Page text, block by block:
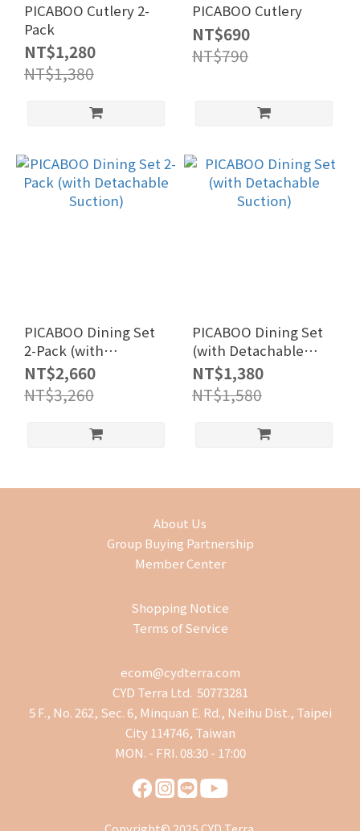
PICABOO Cutlery 2-
Pack
NT$1,280
NT$1,380
PICABOO Cutlery
NT$690
NT$790
PICABOO Dining Set
2-Pack (with
Detachable Suction)
NT$2,660
NT$3,260
PICABOO Dining Set
(with Detachable
Suction)
NT$1,380
NT$1,580
About Us
Group Buying Partnership
Member Center
Shopping Notice
Terms of Service
ecom@cydterra.com
CYD Terra Ltd. 50773281
5 F., No. 262, Sec. 6, Minquan E. Rd., Neihu Dist., Taipei
City 114746, Taiwan
MON. - FRI. 08:30 - 17:00